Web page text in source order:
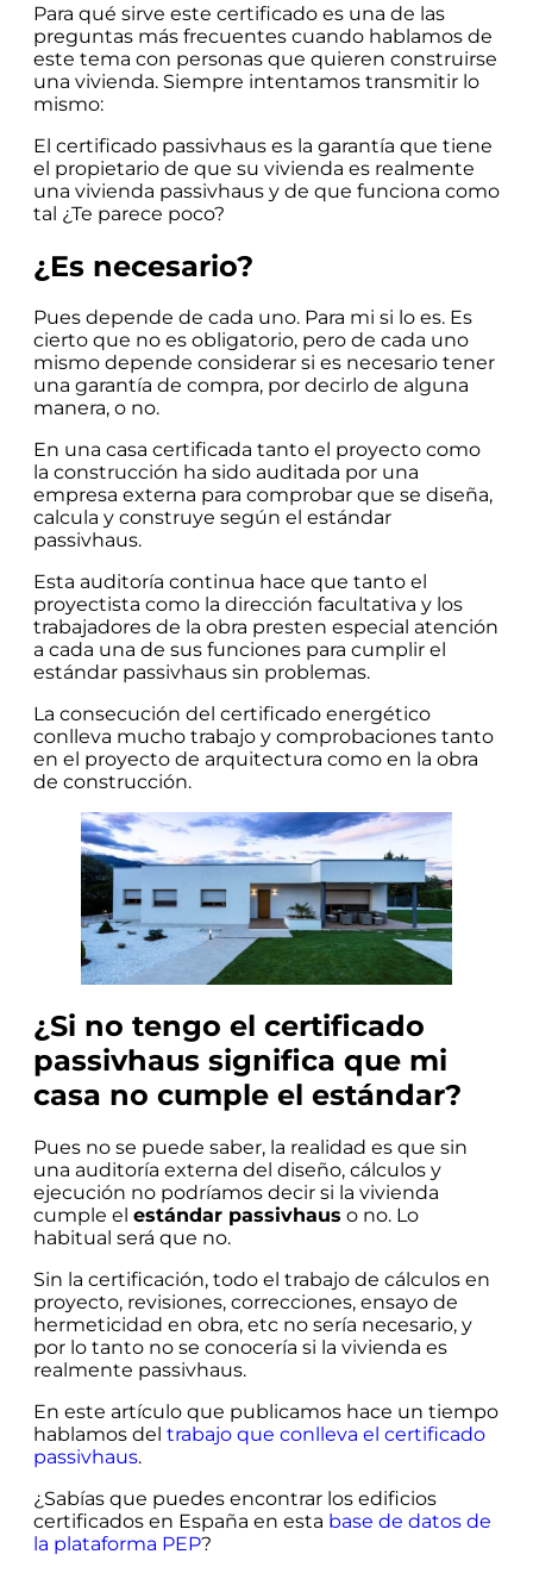
Para qué sirve este certificado es una de las
preguntas más frecuentes cuando hablamos de
este tema con personas que quieren construirse
una vivienda. Siempre intentamos transmitir lo
mismo:
El certificado passivhaus es la garantía que tiene
el propietario de que su vivienda es realmente
una vivienda passivhaus y de que funciona como
tal ¿Te parece poco?
¿Es necesario?
Pues depende de cada uno. Para mi si lo es. Es
cierto que no es obligatorio, pero de cada uno
mismo depende considerar si es necesario tener
una garantía de compra, por decirlo de alguna
manera, o no.
En una casa certificada tanto el proyecto como
la construcción ha sido auditada por una
empresa externa para comprobar que se diseña,
calcula y construye según el estándar
passivhaus.
Esta auditoría continua hace que tanto el
proyectista como la dirección facultativa y los
trabajadores de la obra presten especial atención
a cada una de sus funciones para cumplir el
estándar passivhaus sin problemas.
La consecución del certificado energético
conlleva mucho trabajo y comprobaciones tanto
en el proyecto de arquitectura como en la obra
de construcción.
¿Si no tengo el certificado
passivhaus significa que mi
casa no cumple el estándar?
Pues no se puede saber, la realidad es que sin
una auditoría externa del diseño, cálculos y
ejecución no podríamos decir si la vivienda
cumple el estándar passivhaus o no. Lo
habitual será que no.
Sin la certificación, todo el trabajo de cálculos en
proyecto, revisiones, correcciones, ensayo de
hermeticidad en obra, etc no sería necesario, y
por lo tanto no se conocería si la vivienda es
realmente passivhaus.
En este artículo que publicamos hace un tiempo
hablamos del trabajo que conlleva el certificado
passivhaus.
¿Sabías que puedes encontrar los edificios
certificados en España en esta base de datos de
la plataforma PEP?